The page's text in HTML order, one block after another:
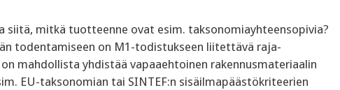
siitä, mitkä tuotteenne ovat esim. taksonomiayhteensopivia?
todentamiseen on M1-todistukseen liitettävä raja-
mahdollista yhdistää vapaaehtoinen rakennusmateriaalin
EU-taksonomian tai SINTEF:n sisäilmapäästökriteerien